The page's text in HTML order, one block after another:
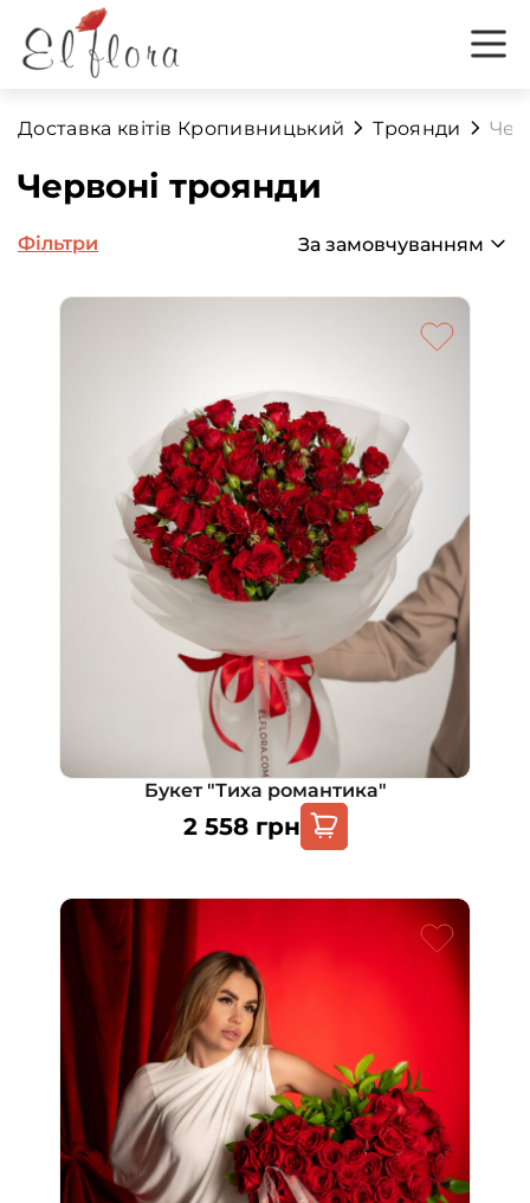
Доставка квітів Кропивницький Троянди
Червоні троянди
Фільтри За замовчуванням
Букет "Тиха романтика"
2 558 грн